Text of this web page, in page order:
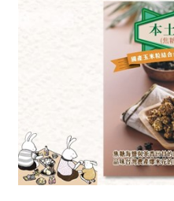
海水金目鱸魚(張博
仁)-300g
300公克